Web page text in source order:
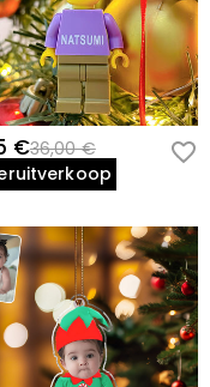
€36,00 €